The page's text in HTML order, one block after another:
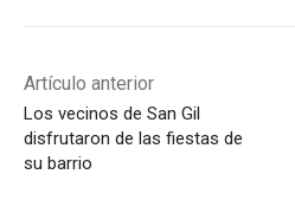
Artículo anterior
Los vecinos de San Gil
disfrutaron de las fiestas de
su barrio